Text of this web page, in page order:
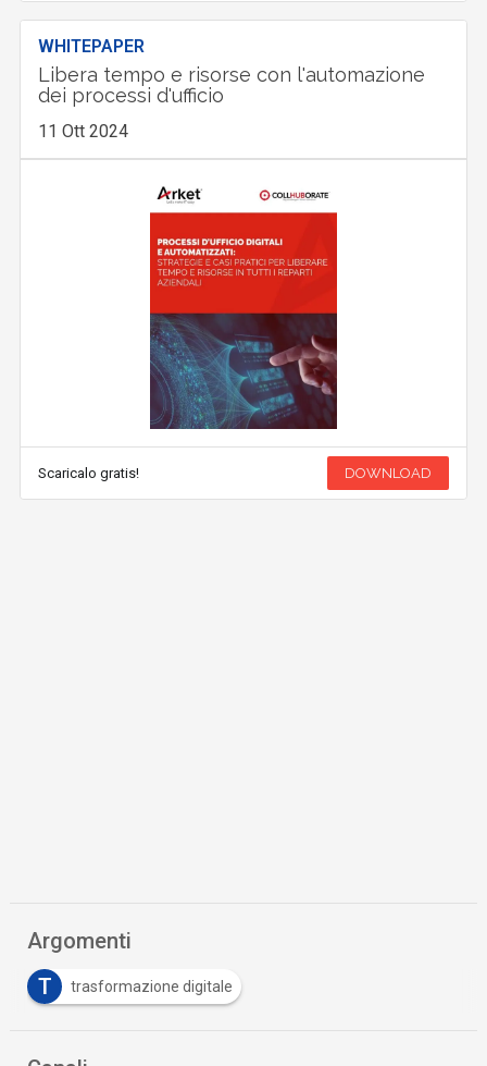
WHITEPAPER
Libera tempo e risorse con l'automazione
dei processi d'ufficio
11 Ott 2024
Scaricalo gratis! DOWNLOAD
Argomenti
T
trasformazione digitale